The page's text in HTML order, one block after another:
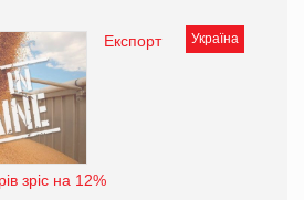
Україна
Експорт
зріс на 12%